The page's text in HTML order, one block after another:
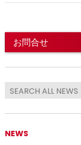
お問合せ
NEWS